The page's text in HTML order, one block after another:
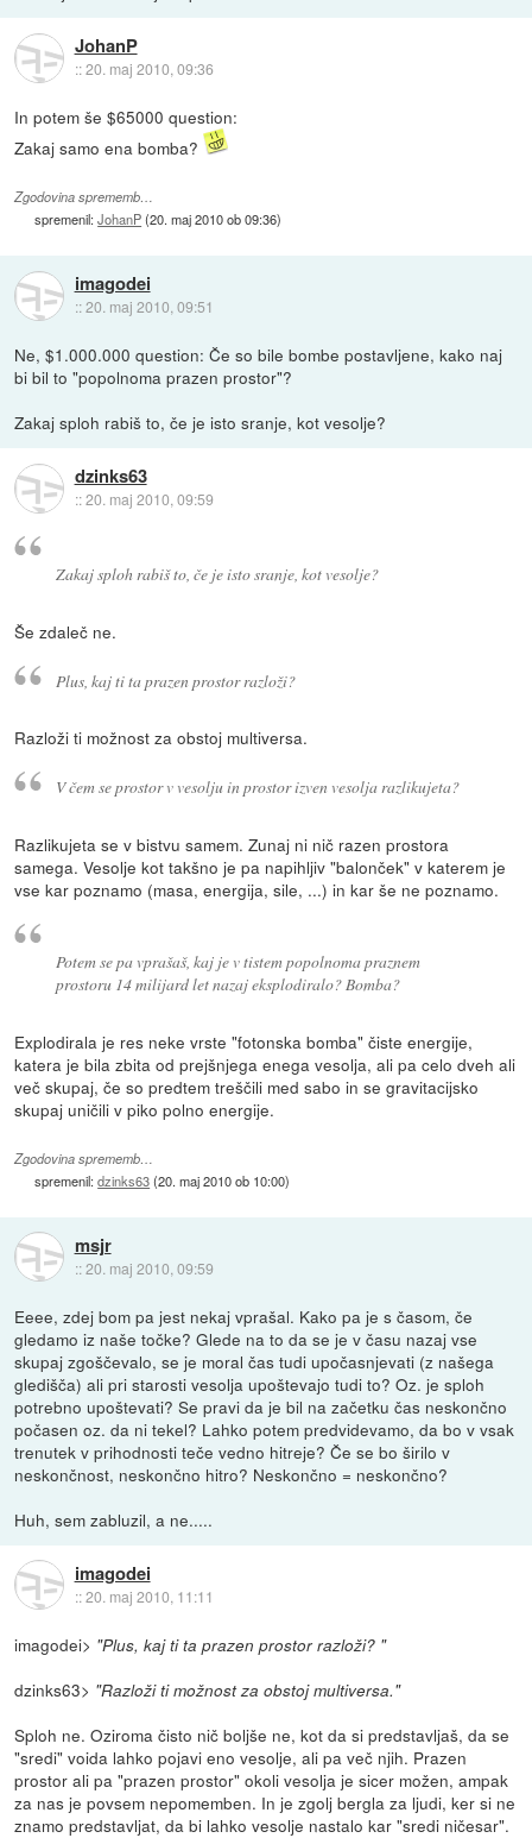
JohanP
::20. maj 2010, 09:36
In potem še $65000 question:
Zakaj samo ena bomba?
Zgodovina sprememb…
spremenil:JohanP(20. maj 2010 ob 09:36)
imagodei
::20. maj 2010, 09:51
Ne, $1.000.000 question: Če so bile bombe postavljene, kako naj
bi bil to "popolnoma prazen prostor"?
Zakaj sploh rabiš to, če je isto sranje, kot vesolje?
dzinks63
::20. maj 2010, 09:59
Zakaj sploh rabiš to, če je isto sranje, kot vesolje?
Še zdaleč ne.
Plus, kaj ti ta prazen prostor razloži?
Razloži ti možnost za obstoj multiversa.
V čem se prostor v vesolju in prostor izven vesolja razlikujeta?
Razlikujeta se v bistvu samem. Zunaj ni nič razen prostora
samega. Vesolje kot takšno je pa napihljiv "balonček" v katerem je
vse kar poznamo (masa, energija, sile, ...) in kar še ne poznamo.
Potem se pa vprašaš, kaj je v tistem popolnoma praznem
prostoru 14 milijard let nazaj eksplodiralo? Bomba?
Explodirala je res neke vrste "fotonska bomba" čiste energije,
katera je bila zbita od prejšnjega enega vesolja, ali pa celo dveh ali
več skupaj, če so predtem treščili med sabo in se gravitacijsko
skupaj uničili v piko polno energije.
Zgodovina sprememb…
spremenil:dzinks63(20. maj 2010 ob 10:00)
msjr
::20. maj 2010, 09:59
Eeee, zdej bom pa jest nekaj vprašal. Kako pa je s časom, če
gledamo iz naše točke? Glede na to da se je v času nazaj vse
skupaj zgoščevalo, se je moral čas tudi upočasnjevati (z našega
gledišča) ali pri starosti vesolja upoštevajo tudi to? Oz. je sploh
potrebno upoštevati? Se pravi da je bil na začetku čas neskončno
počasen oz. da ni tekel? Lahko potem predvidevamo, da bo v vsak
trenutek v prihodnosti teče vedno hitreje? Če se bo širilo v
neskončnost, neskončno hitro? Neskončno = neskončno?
Huh, sem zabluzil, a ne.....
imagodei
::20. maj 2010, 11:11
imagodei> "Plus, kaj ti ta prazen prostor razloži? "
dzinks63> "Razloži ti možnost za obstoj multiversa."
Sploh ne. Oziroma čisto nič boljše ne, kot da si predstavljaš, da se
"sredi" voida lahko pojavi eno vesolje, ali pa več njih. Prazen
prostor ali pa "prazen prostor" okoli vesolja je sicer možen, ampak
za nas je povsem nepomemben. In je zgolj bergla za ljudi, ker si ne
znamo predstavljat, da bi lahko vesolje nastalo kar "sredi ničesar".